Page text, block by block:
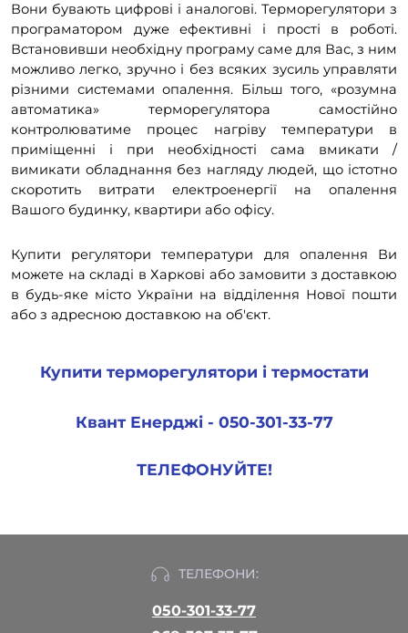
Вони бувають цифрові і аналогові. Терморегулятори з
програматором дуже ефективні і прості в роботі.
Встановивши необхідну програму саме для Вас, з ним
можливо легко, зручно і без всяких зусиль управляти
різними системами опалення. Більш того, «розумна
автоматика» терморегулятора самостійно
контролюватиме процес нагріву температури в
приміщенні і при необхідності сама вмикати /
вимикати обладнання без нагляду людей, що істотно
скоротить витрати електроенергії на опалення
Вашого будинку, квартири або офісу.
Купити регулятори температури для опалення Ви
можете на складі в Харкові або замовити з доставкою
в будь-яке місто України на відділення Нової пошти
або з адресною доставкою на об'єкт.
Купити терморегулятори і термостати
Квант Енерджі - 050-301-33-77
ТЕЛЕФОНУЙТЕ!
ТЕЛЕФОНИ:
050-301-33-77